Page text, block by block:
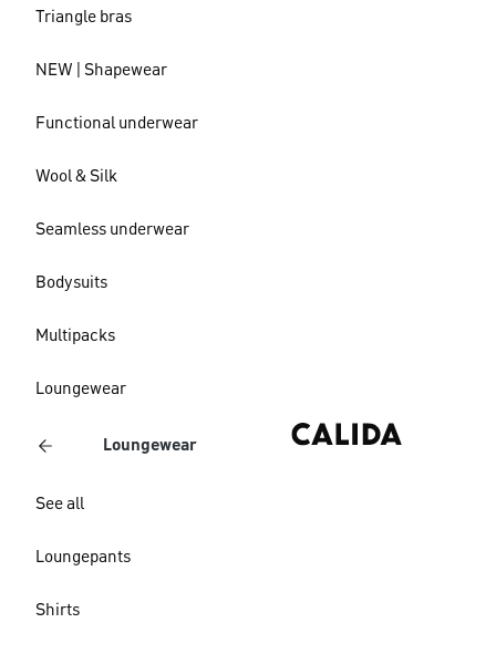
Triangle bras
NEW | Shapewear
Functional underwear
Wool & Silk
Seamless underwear
Bodysuits
Multipacks
Loungewear
Loungewear
See all
Loungepants
Shirts